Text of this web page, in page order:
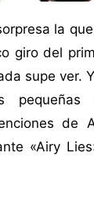
la
giro del
supe ver.
de
«Airy